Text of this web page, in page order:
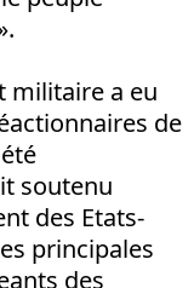
militaire a eu
de
soutenu
des Etats-
principales
des